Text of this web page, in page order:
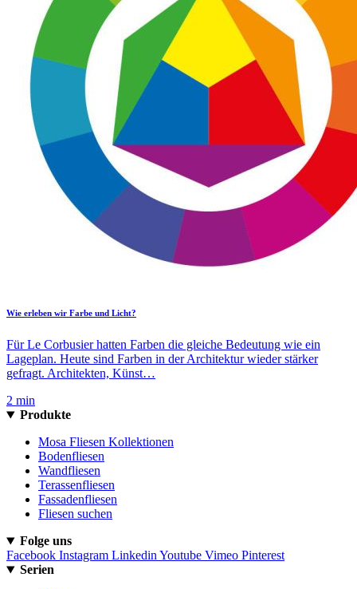
Wie erleben wir Farbe und Licht?
Für Le Corbusier hatten Farben die gleiche Bedeutung wie ein
Lageplan. Heute sind Farben in der Architektur wieder stärker
gefragt. Architekten, Künst…
2 min
Produkte
Mosa Fliesen Kollektionen
Bodenfliesen
Wandfliesen
Terassenfliesen
Fassadenfliesen
Fliesen suchen
Folge uns
Facebook Instagram Linkedin Youtube Vimeo Pinterest
Serien